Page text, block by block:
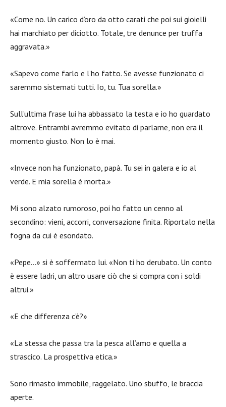
«Come no. Un carico d’oro da otto carati che poi sui gioielli
hai marchiato per diciotto. Totale, tre denunce per truffa
aggravata.»
«Sapevo come farlo e l’ho fatto. Se avesse funzionato ci
saremmo sistemati tutti. Io, tu. Tua sorella.»
Sull’ultima frase lui ha abbassato la testa e io ho guardato
altrove. Entrambi avremmo evitato di parlarne, non era il
momento giusto. Non lo è mai.
«Invece non ha funzionato, papà. Tu sei in galera e io al
verde. E mia sorella è morta.»
Mi sono alzato rumoroso, poi ho fatto un cenno al
secondino: vieni, accorri, conversazione finita. Riportalo nella
fogna da cui è esondato.
«Pepe…» si è soffermato lui. «Non ti ho derubato. Un conto
è essere ladri, un altro usare ciò che si compra con i soldi
altrui.»
«E che differenza c’è?»
«La stessa che passa tra la pesca all’amo e quella a
strascico. La prospettiva etica.»
Sono rimasto immobile, raggelato. Uno sbuffo, le braccia
aperte.